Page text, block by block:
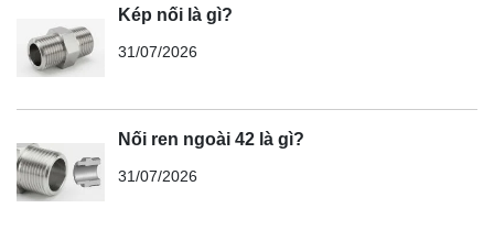
Kép nối là gì?
31/07/2026
Nối ren ngoài 42 là gì?
31/07/2026